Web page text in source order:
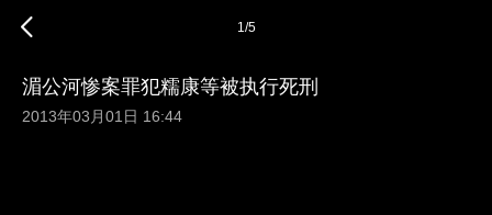
1/5
湄公河惨案罪犯糯康等被执行死刑
2013年03月01日 16:44